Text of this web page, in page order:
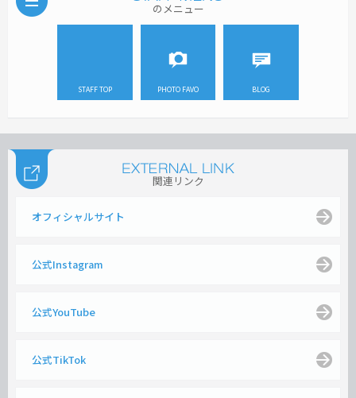
のメニュー
STAFF TOP PHOTO FAVO BLOG
関連リンク
オフィシャルサイト
公式Instagram
公式YouTube
公式TikTok